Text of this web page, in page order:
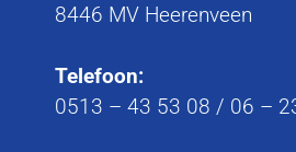
8446 MV Heerenveen
Telefoon:
0513 – 43 53 08 / 06 –